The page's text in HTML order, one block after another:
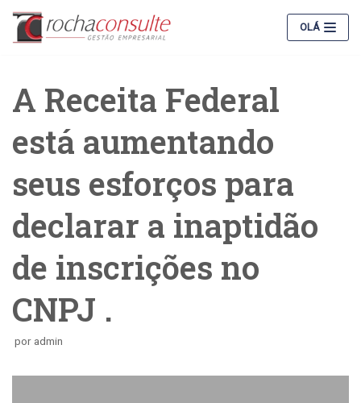
Pular
para
OLÁ
A Receita Federal
está aumentando
seus esforços para
declarar a inaptidão
de inscrições no
CNPJ .
por admin